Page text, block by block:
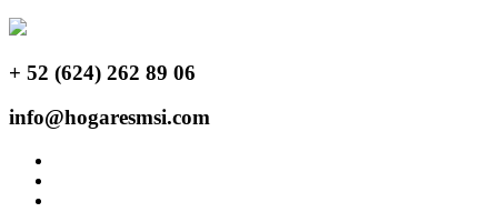
+ 52 (624) 262 89 06
info@hogaresmsi.com